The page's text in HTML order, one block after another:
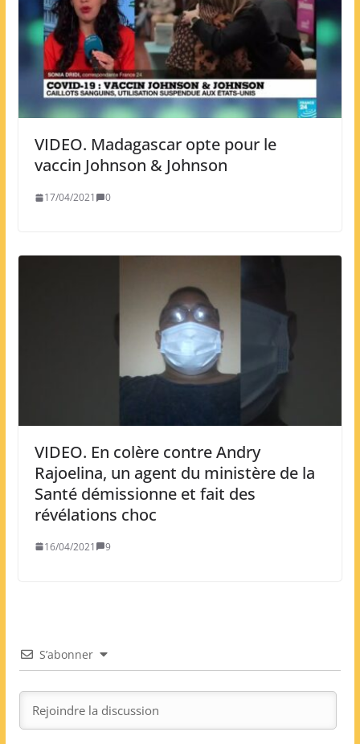
VIDEO. Madagascar opte pour le
vaccin Johnson & Johnson
17/04/2021 0
VIDEO. En colère contre Andry
Rajoelina, un agent du ministère de la
Santé démissionne et fait des
révélations choc
16/04/2021 9
S’abonner